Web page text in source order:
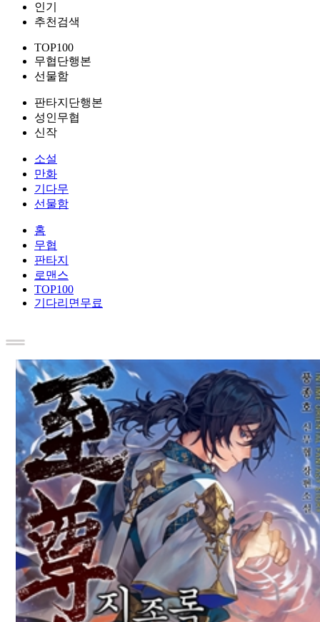
인기
추천검색
TOP100
무협단행본
선물함
판타지단행본
성인무협
신작
소설
만화
기다무
선물함
홈
무협
판타지
로맨스
TOP100
기다리면무료